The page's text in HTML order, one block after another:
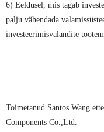
6) Eeldusel, mis tagab
palju vähendada
investeerimisvalandite
Toimetanud Santos Wang
Components Co.,Ltd.